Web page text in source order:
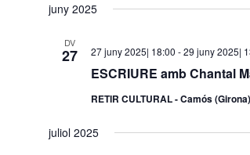
juny 2025
DV
27
ESCRIURE amb Chantal
27 juny 2025| 18:00 -29 juny 2025|
RETIR CULTURAL - Camós (Girona)
juliol 2025